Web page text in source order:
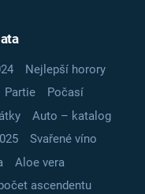
Nejlepší horory
Partie
Počasí
Auto – katalog
Svařené víno
Aloe vera
ascendentu